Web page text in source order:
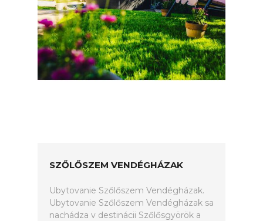
SZŐLŐSZEM VENDÉGHÁZAK
Ubytovanie Szőlőszem Vendégházak.
Ubytovanie Szőlőszem Vendégházak sa
nachádza v destinácii Szőlősgyörök a